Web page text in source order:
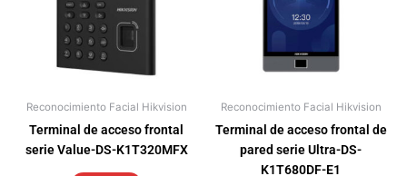
Reconocimiento Facial Hikvision
Terminal de acceso frontal
serie Value-DS-K1T320MFX
Reconocimiento Facial Hikvision
Terminal de acceso frontal de
pared serie Ultra-DS-
K1T680DF-E1